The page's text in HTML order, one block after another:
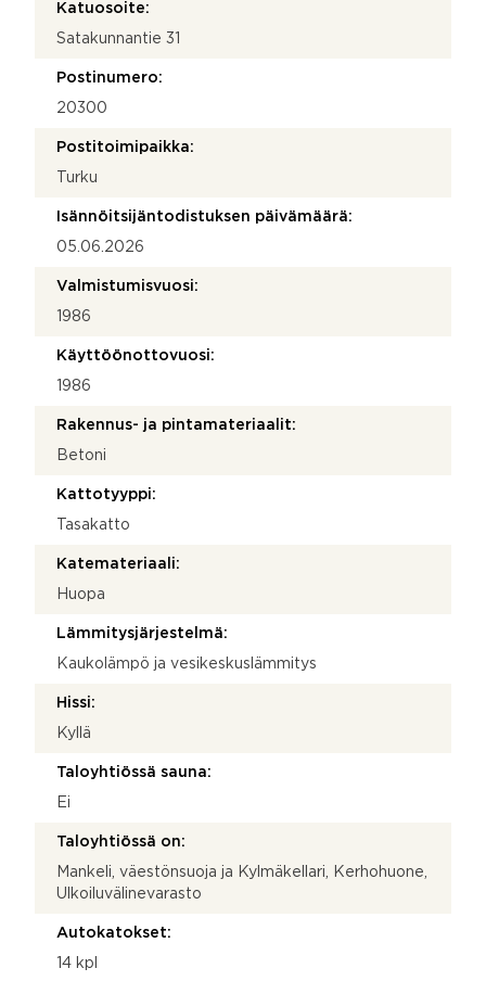
Katuosoite:
Satakunnantie 31
Postinumero:
20300
Postitoimipaikka:
Turku
Isännöitsijäntodistuksen päivämäärä:
05.06.2026
Valmistumisvuosi:
1986
Käyttöönottovuosi:
1986
Rakennus- ja pintamateriaalit:
Betoni
Kattotyyppi:
Tasakatto
Katemateriaali:
Huopa
Lämmitysjärjestelmä:
Kaukolämpö ja vesikeskuslämmitys
Hissi:
Kyllä
Taloyhtiössä sauna:
Ei
Taloyhtiössä on:
Mankeli, väestönsuoja ja Kylmäkellari, Kerhohuone,
Ulkoiluvälinevarasto
Autokatokset:
14 kpl